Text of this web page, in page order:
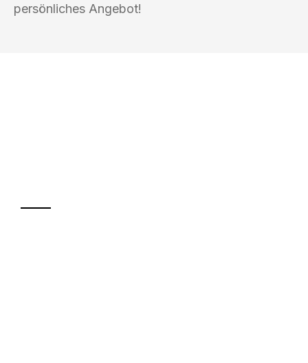
persönliches Angebot!